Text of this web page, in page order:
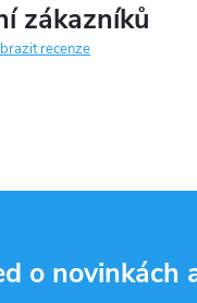
zákazníků
recenze
o novinkách